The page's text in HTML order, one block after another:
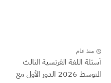
منذ عام
أسئلة اللغة الفرنسية الثالث
المتوسط 2026 الدور الأول مع